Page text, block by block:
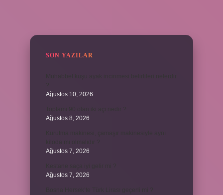
SON YAZILAR
Ağustos 10, 2026
Ağustos 8, 2026
Ağustos 7, 2026
Ağustos 7, 2026